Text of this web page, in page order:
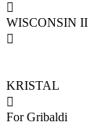

WISCONSIN II

KRISTAL

For Gribaldi